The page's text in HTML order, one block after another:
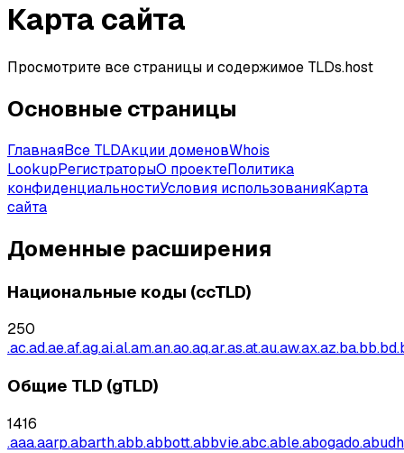
Карта сайта
Просмотрите все страницы и содержимое TLDs.host
Основные страницы
ГлавнаяВсе TLDАкции доменовWhois
LookupРегистраторыО проектеПолитика
конфиденциальностиУсловия использованияКарта
сайта
Доменные расширения
Национальные коды (ccTLD)
250
.ac.ad.ae.af.ag.ai.al.am.an.ao.aq.ar.as.at.au.aw.ax.az.ba.bb.bd
Общие TLD (gTLD)
1416
.aaa.aarp.abarth.abb.abbott.abbvie.abc.able.abogado